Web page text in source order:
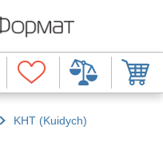
KHT (Kuidych)